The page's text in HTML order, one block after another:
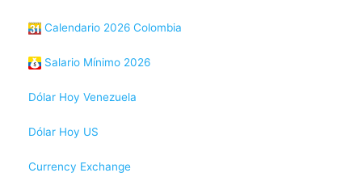
Calendario 2026 Colombia
Salario Mínimo 2026
Dólar Hoy Venezuela
Dólar Hoy US
Currency Exchange